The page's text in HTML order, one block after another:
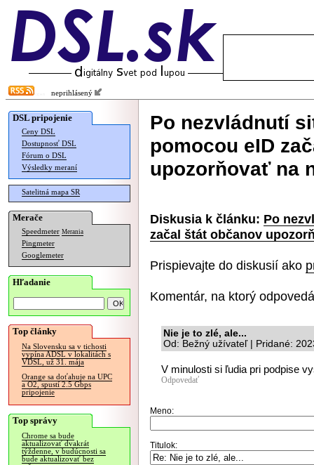
neprihlásený
DSL pripojenie
Ceny DSL
Dostupnosť DSL
Fórum o DSL
Výsledky meraní
Satelitná mapa SR
Merače
Speedmeter Merania
Pingmeter
Googlemeter
Hľadanie
Top články
Na Slovensku sa v tichosti
vypína ADSL v lokalitách s
VDSL, už 31. mája
Orange sa doťahuje na UPC
a O2, spustí 2.5 Gbps
pripojenie
Top správy
Chrome sa bude
aktualizovať dvakrát
týždenne, v budúcnosti sa
bude aktualizovať bez
Po nezvládnutí
pomocou eID
upozorňovať na
Diskusia k článku: Po
začal štát občanov
Prispievajte do diskusií ako
Komentár, na ktorý
Nie je to zlé, ale...
Od: Bežný užívateľ | Pridané:
V minulosti si ľudia pri podpise
Odpovedať
Meno:
Titulok: